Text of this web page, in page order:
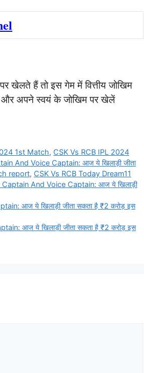
खेलते हैं तो इस गेम में वित्तीय जोखिम
और अपने स्वयं के जोखिम पर खेलें
1st Match, CSK Vs RCB IPL 2024
And Voice Captain: आज ये खिलाड़ी जीता
report, CSK Vs RCB Today Dream11
And Voice Captain: आज ये खिलाड़ी
आज ये खिलाड़ी जीता सकता है ₹2 करोड़ इस
आज ये खिलाड़ी जीता सकता है ₹2 करोड़ इस